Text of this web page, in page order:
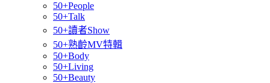
50+People
50+Talk
50+讀者Show
50+熟齡MV特輯
50+Body
50+Living
50+Beauty